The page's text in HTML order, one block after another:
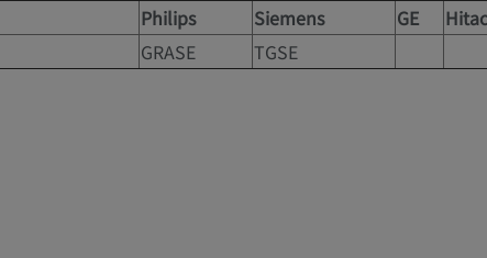
Philips Siemens GE
GRASE TGSE